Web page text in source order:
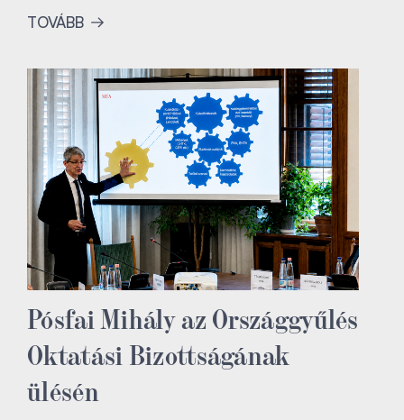
TOVÁBB
Pósfai Mihály az Országgyűlés
Oktatási Bizottságának
ülésén